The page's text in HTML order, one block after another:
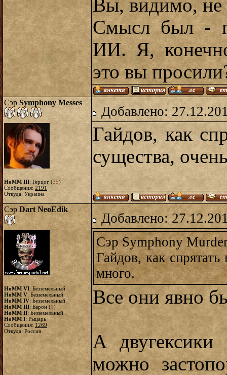
Вы, видимо, не
Смысл был -
ИИ. Я,
это вы
Сэр Symphony Messes
HoMM III: Герцог (35)
Сообщения: 2191
Откуда: Украина
Добавлено:
Гайдов, как
существа,
Сэр Dart NeoEdik
HoMM VI: Безземельный
HoMM V: Безземельный
HoMM IV: Безземельный
HoMM III: Барон (1)
HoMM II: Безземельный
HoMM I: Рыцарь
Сообщения: 1269
Откуда: Россия
Добавлено:
Сэр Symphony
Гайдов, как
много.
Все они явно
А двугексики
можно